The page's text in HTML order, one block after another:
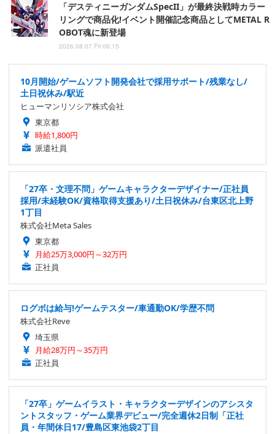
「デスティニーガンダムSpecII」が最終決戦時カラー
リングで商品化!イベント開催記念商品としてMETAL R
OBOT魂に新登場
2026.08.07 Fri 06:15
10月開始/ゲームソフト開発会社で採用サポート/残業なし/
土日祝休み/駅近
ヒューマンリソシア株式会社
東京都
時給1,800円
派遣社員
「27卒・文理不問」ゲームキャラクターデザイナー/正社員
採用/未経験OK/資格取得支援あり/土日祝休み/台東区北上野
1丁目
株式会社Meta Sales
東京都
月給25万3,000円～32万円
正社員
ログボは給与!ゲームテスター/車通勤OK/学歴不問
株式会社Reve
埼玉県
月給28万円～35万円
正社員
「27卒」ゲームイラスト・キャラクターデザインのアシスタ
ントスタッフ・ゲーム業界デビュー/完全週休2日制「正社
員・年間休日17/豊島区東池袋2丁目